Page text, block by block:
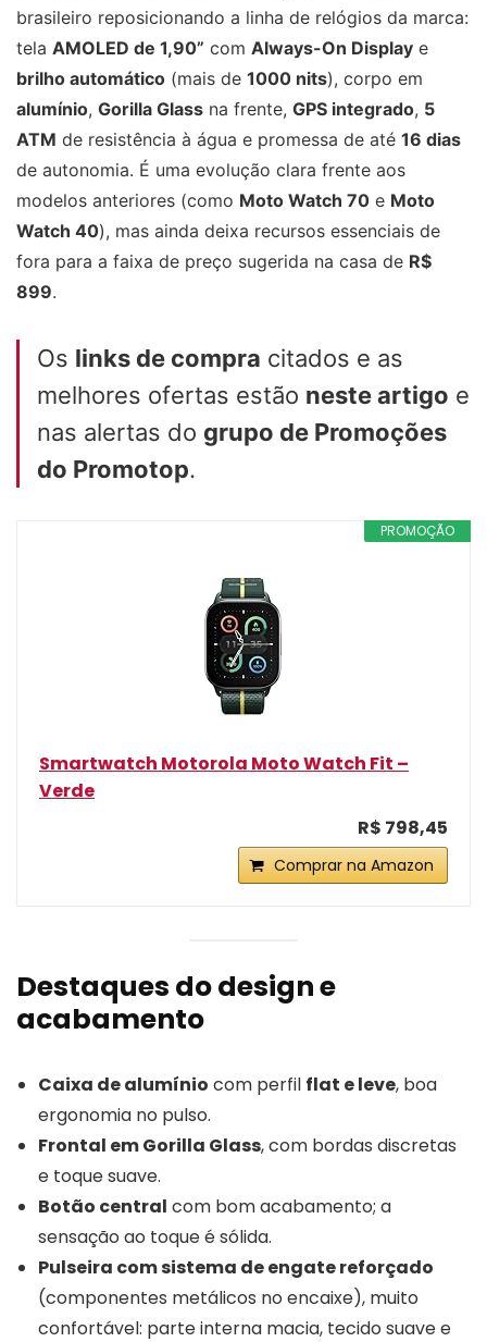
brasileiro reposicionando a linha de relógios da marca:
tela AMOLED de 1,90” com Always-On Display e
brilho automático (mais de 1000 nits), corpo em
alumínio, Gorilla Glass na frente, GPS integrado, 5
ATM de resistência à água e promessa de até 16 dias
de autonomia. É uma evolução clara frente aos
modelos anteriores (como Moto Watch 70 e Moto
Watch 40), mas ainda deixa recursos essenciais de
fora para a faixa de preço sugerida na casa de R$
899.
Os links de compra citados e as
melhores ofertas estão neste artigo e
nas alertas do grupo de Promoções
do Promotop.
PROMOÇÃO
Smartwatch Motorola Moto Watch Fit –
Verde
R$ 798,45
Comprar na Amazon
Destaques do design e
acabamento
Caixa de alumínio com perfil flat e leve, boa
ergonomia no pulso.
Frontal em Gorilla Glass, com bordas discretas
e toque suave.
Botão central com bom acabamento; a
sensação ao toque é sólida.
Pulseira com sistema de engate reforçado
(componentes metálicos no encaixe), muito
confortável: parte interna macia, tecido suave e